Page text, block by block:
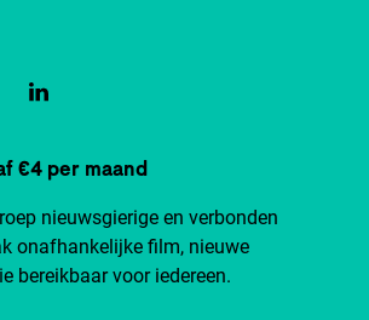
€4 per maand
nieuwsgierige en verbonden
onafhankelijke film, nieuwe
bereikbaar voor iedereen.